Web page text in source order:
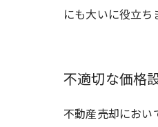
にも大いに役立ち
不適切な価格
不動産売却におい